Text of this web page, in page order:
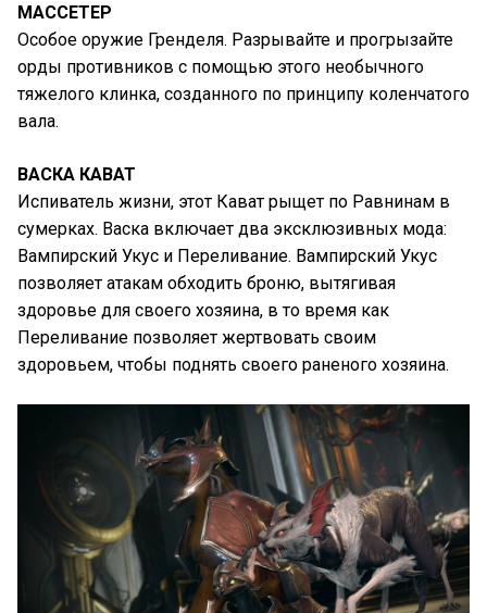
МАССЕТЕР
Особое оружие Гренделя. Разрывайте и прогрызайте
орды противников с помощью этого необычного
тяжелого клинка, созданного по принципу коленчатого
вала.
ВАСКА КАВАТ
Испиватель жизни, этот Кават рыщет по Равнинам в
сумерках. Васка включает два эксклюзивных мода:
Вампирский Укус и Переливание. Вампирский Укус
позволяет атакам обходить броню, вытягивая
здоровье для своего хозяина, в то время как
Переливание позволяет жертвовать своим
здоровьем, чтобы поднять своего раненого хозяина.